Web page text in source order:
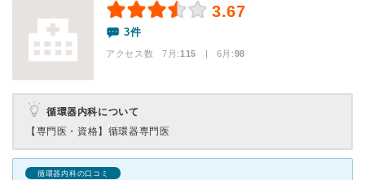
3.67
3件
アクセス数 7月:115 | 6月:98
循環器内科について
【専門医・資格】 循環器専門医
循環器内科の口コミ